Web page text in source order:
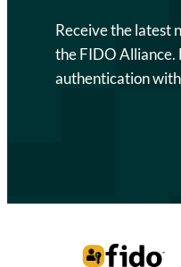
Receive the latest
the FIDO Alliance.
authentication with